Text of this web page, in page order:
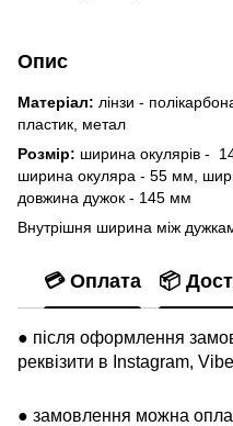
Опис
Матеріал: лінзи -
пластик, метал
Розмір: ширина окулярів -
ширина окуляра - 55 мм,
довжина дужок - 145 мм
Внутрішня ширина між
💳 Оплата 📦
● після оформлення
реквізити в Instagram,
● замовлення можна